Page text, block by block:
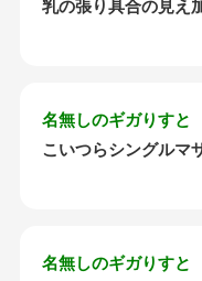
乳の張り具合の見え
名無しのギガりすと
こいつらシングルマ
名無しのギガりすと